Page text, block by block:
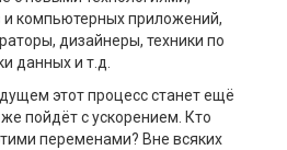
и компьютерных приложений,
дизайнеры, техники по
данных и т.д.
этот процесс станет ещё
пойдёт с ускорением. Кто
переменами? Вне всяких